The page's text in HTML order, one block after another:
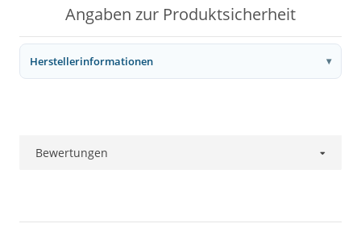
Angaben zur Produktsicherheit
Herstellerinformationen
Bewertungen